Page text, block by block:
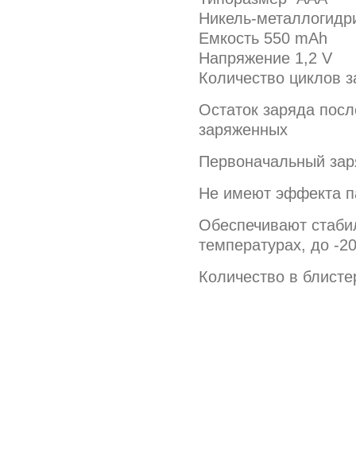
Никель-
Емкость 550 mAh
Напряжение 1,2 V
Количество циклов
Остаток заряда
заряженных
Первоначальный
Не имеют эффекта
Обеспечивают
температурах, до -
Количество в